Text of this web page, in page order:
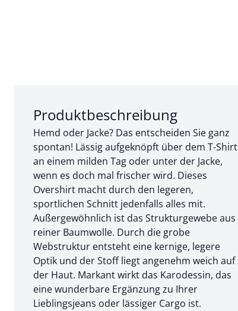
Abschnitt 1 von 3:
Produktbeschreibung
Hemd oder Jacke? Das entscheiden Sie ganz
spontan! Lässig aufgeknöpft über dem T-Shirt
an einem milden Tag oder unter der Jacke,
wenn es doch mal frischer wird. Dieses
Overshirt macht durch den legeren,
sportlichen Schnitt jedenfalls alles mit.
Außergewöhnlich ist das Strukturgewebe aus
reiner Baumwolle. Durch die grobe
Webstruktur entsteht eine kernige, legere
Optik und der Stoff liegt angenehm weich auf
der Haut. Markant wirkt das Karodessin, das
eine wunderbare Ergänzung zu Ihrer
Lieblingsjeans oder lässiger Cargo ist.